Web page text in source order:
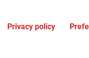
Privacy policy